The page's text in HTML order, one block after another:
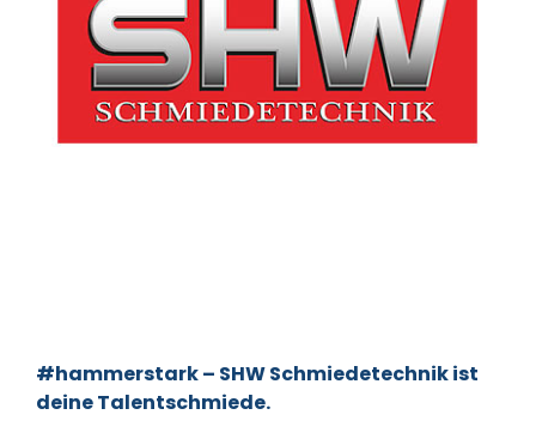
#hammerstark – SHW Schmiedetechnik ist
deine Talentschmiede.